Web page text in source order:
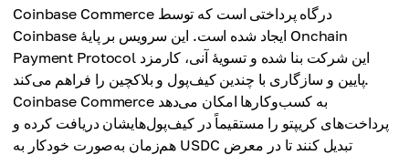
Coinbase Commerce درگاه پرداختی است که توسط
Coinbase ایجاد شده است. این سرویس بر پایهٔ Onchain
Payment Protocol این شرکت بنا شده و تسویهٔ آنی، کارمزد
پایین و سازگاری با چندین کیف‌پول و بلاکچین را فراهم می‌کند.
Coinbase Commerce به کسب‌وکارها امکان می‌دهد
پرداخت‌های کریپتو را مستقیماً در کیف‌پول‌هایشان دریافت کرده و
هم‌زمان به‌صورت خودکار به USDC تبدیل کنند تا در معرض